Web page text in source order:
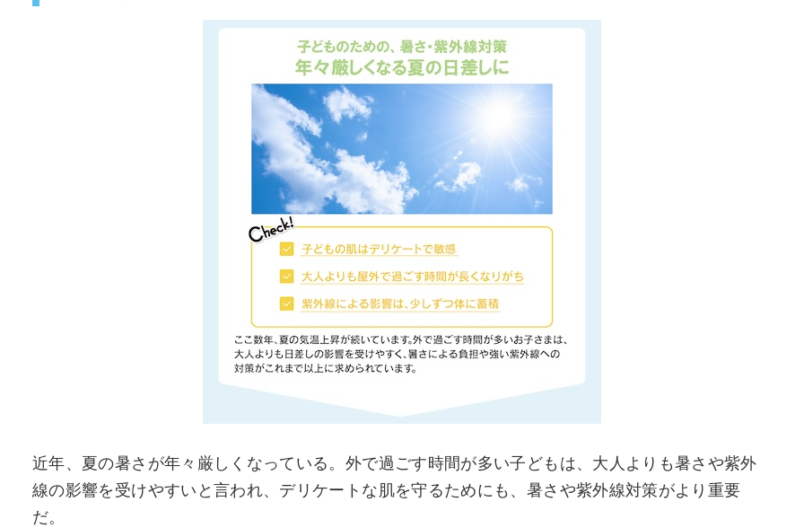
近年、夏の暑さが年々厳しくなっている。外で過ごす時間が多い子どもは、大人よりも暑さや紫外
線の影響を受けやすいと言われ、デリケートな肌を守るためにも、暑さや紫外線対策がより重要
だ。